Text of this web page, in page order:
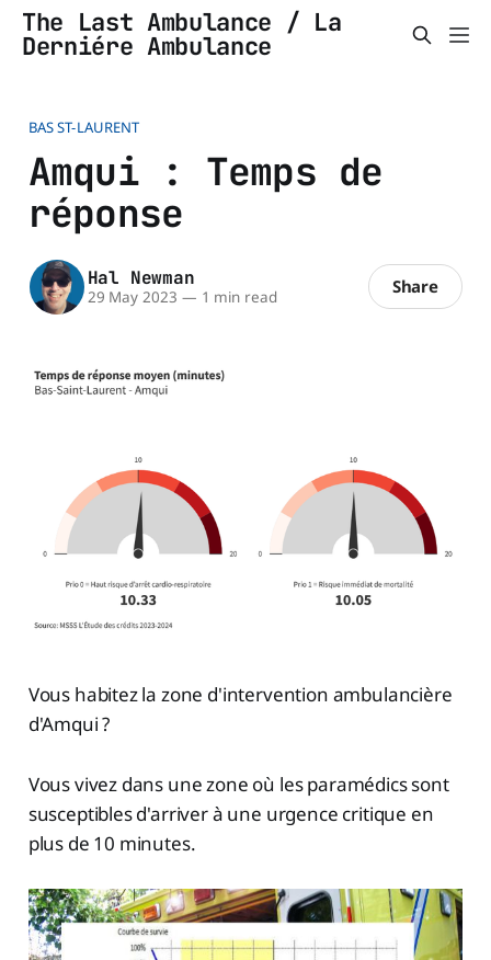
The Last Ambulance / La
Derniére Ambulance
BAS ST-LAURENT
Amqui : Temps de
réponse
Hal Newman
29 May 2023 — 1 min read Share
Vous habitez la zone d'intervention ambulancière
d'Amqui ?
Vous vivez dans une zone où les paramédics sont
susceptibles d'arriver à une urgence critique en
plus de 10 minutes.